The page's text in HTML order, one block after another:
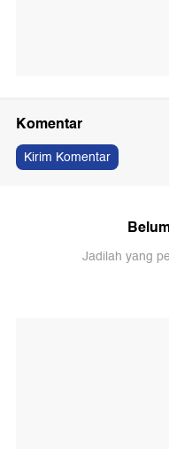
Komentar
Kirim Komentar
Jadilah yang